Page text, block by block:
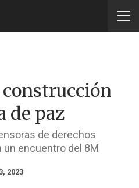
de paz
de derechos
un encuentro del 8M
2023